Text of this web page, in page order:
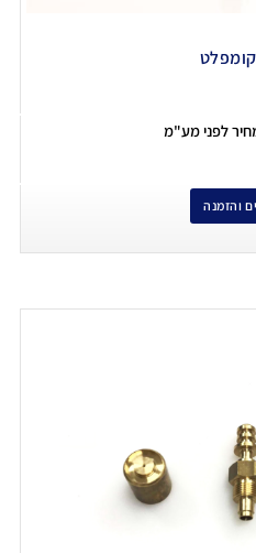
לפני מע"מ
והזמנה